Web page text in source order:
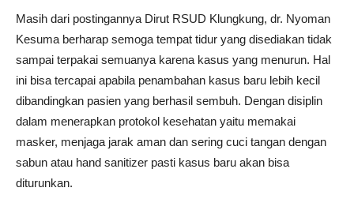
Masih dari postingannya Dirut RSUD Klungkung, dr. Nyoman
Kesuma berharap semoga tempat tidur yang disediakan tidak
sampai terpakai semuanya karena kasus yang menurun. Hal
ini bisa tercapai apabila penambahan kasus baru lebih kecil
dibandingkan pasien yang berhasil sembuh. Dengan disiplin
dalam menerapkan protokol kesehatan yaitu memakai
masker, menjaga jarak aman dan sering cuci tangan dengan
sabun atau hand sanitizer pasti kasus baru akan bisa
diturunkan.